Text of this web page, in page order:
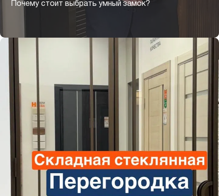
Почему стоит выбрать умный замок?